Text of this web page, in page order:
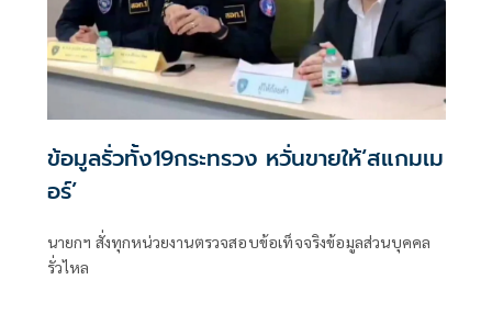
ข้อมูลรั่วทั้ง19กระทรวง หวั่นขายให้‘สแกมเม
อร์’
นายกฯ สั่งทุกหน่วยงานตรวจสอบข้อเท็จจริงข้อมูลส่วนบุคคล
รั่วไหล